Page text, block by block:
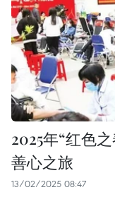
2025年“红色
善心之旅
13/02/2025 08:47